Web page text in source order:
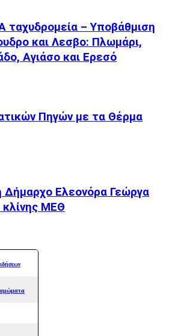
ταχυδρομεία – Υποβάθμιση
και Λεσβο: Πλωμάρι,
Αγιάσο και Ερεσό
Πηγών με τα Θέρμα
Δήμαρχο Ελεονόρα Γεώργα
κλίνης ΜΕΘ